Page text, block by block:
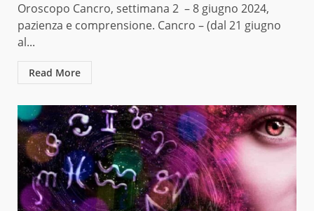
Oroscopo Cancro, settimana 2 – 8 giugno 2024,
pazienza e comprensione. Cancro – (dal 21 giugno
al...
Read More